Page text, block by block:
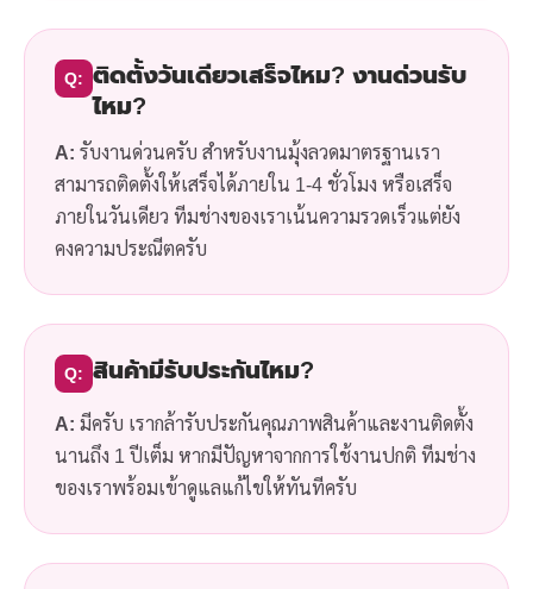
Q: ติดตั้งวันเดียวเสร็จไหม? งานด่วนรับ
ไหม?
A: รับงานด่วนครับ สำหรับงานมุ้งลวดมาตรฐานเรา
สามารถติดตั้งให้เสร็จได้ภายใน 1-4 ชั่วโมง หรือเสร็จ
ภายในวันเดียว ทีมช่างของเราเน้นความรวดเร็วแต่ยัง
คงความประณีตครับ
Q: สินค้ามีรับประกันไหม?
A: มีครับ เรากล้ารับประกันคุณภาพสินค้าและงานติดตั้ง
นานถึง 1 ปีเต็ม หากมีปัญหาจากการใช้งานปกติ ทีมช่าง
ของเราพร้อมเข้าดูแลแก้ไขให้ทันทีครับ